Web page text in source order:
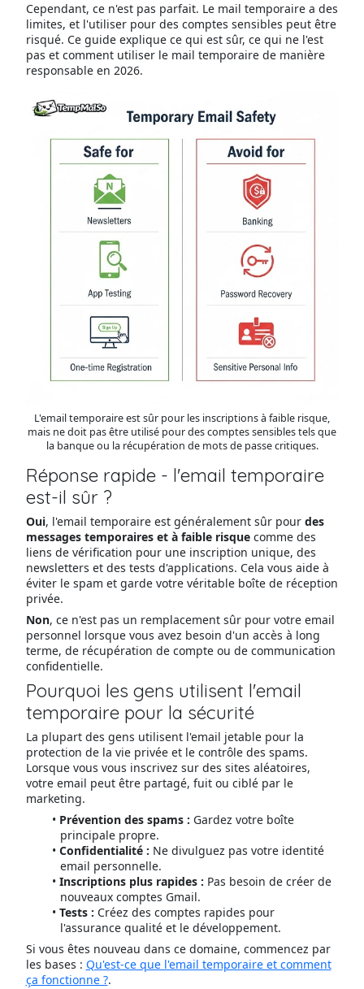
Cependant, ce n'est pas parfait. Le mail temporaire a des
limites, et l'utiliser pour des comptes sensibles peut être
risqué. Ce guide explique ce qui est sûr, ce qui ne l'est
pas et comment utiliser le mail temporaire de manière
responsable en 2026.
L'email temporaire est sûr pour les inscriptions à faible risque,
mais ne doit pas être utilisé pour des comptes sensibles tels que
la banque ou la récupération de mots de passe critiques.
Réponse rapide - l'email temporaire
est-il sûr ?
Oui, l'email temporaire est généralement sûr pour des
messages temporaires et à faible risquecomme des
liens de vérification pour une inscription unique, des
newsletters et des tests d'applications. Cela vous aide à
éviter le spam et garde votre véritable boîte de réception
privée.
Non, ce n'est pas un remplacement sûr pour votre email
personnel lorsque vous avez besoin d'un accès à long
terme, de récupération de compte ou de communication
confidentielle.
Pourquoi les gens utilisent l'email
temporaire pour la sécurité
La plupart des gens utilisent l'email jetable pour la
protection de la vie privée et le contrôle des spams.
Lorsque vous vous inscrivez sur des sites aléatoires,
votre email peut être partagé, fuit ou ciblé par le
marketing.
Prévention des spams : Gardez votre boîte
principale propre.
Confidentialité : Ne divulguez pas votre identité
email personnelle.
Inscriptions plus rapides : Pas besoin de créer de
nouveaux comptes Gmail.
Tests : Créez des comptes rapides pour
l'assurance qualité et le développement.
Si vous êtes nouveau dans ce domaine, commencez par
les bases : Qu'est-ce que l'email temporaire et comment
ça fonctionne ?.